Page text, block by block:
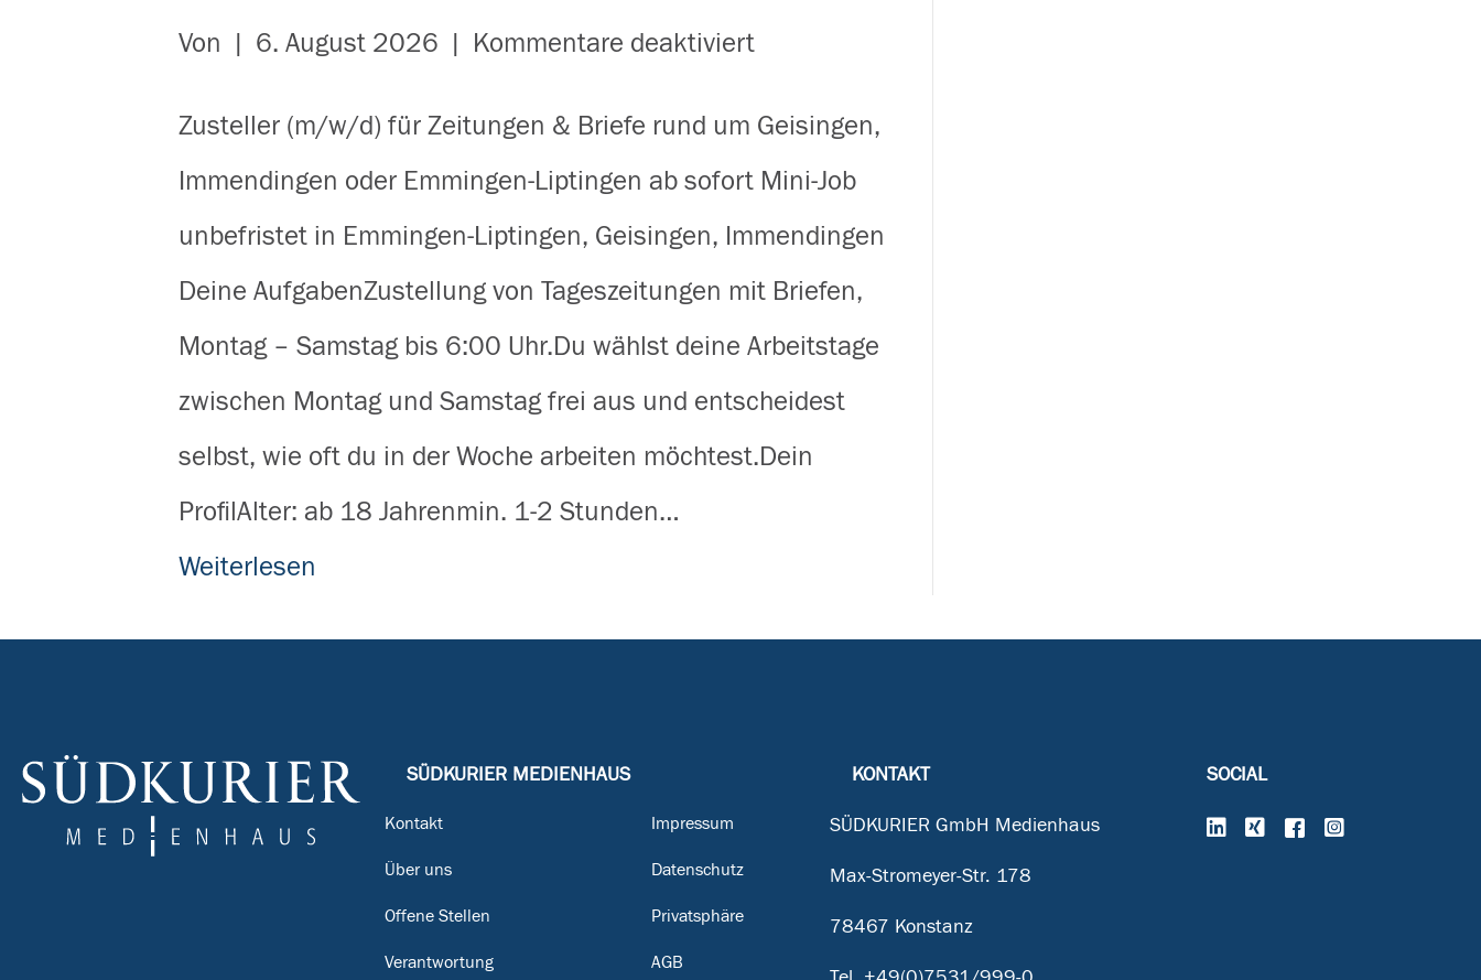
Von | 6. August 2026 | Kommentare deaktiviertfür
oder
Liptingen
Zusteller (m/w/d) für Zeitungen & Briefe rund um Geisingen,
Immendingen oder Emmingen-Liptingen ab sofort Mini-Job
unbefristet in Emmingen-Liptingen, Geisingen, Immendingen
Deine AufgabenZustellung von Tageszeitungen mit Briefen,
Montag – Samstag bis 6:00 Uhr.Du wählst deine Arbeitstage
zwischen Montag und Samstag frei aus und entscheidest
selbst, wie oft du in der Woche arbeiten möchtest.Dein
ProfilAlter: ab 18 Jahrenmin. 1-2 Stunden…
Weiterlesen
SÜDKURIER MEDIENHAUS
Kontakt
Über uns
Offene Stellen
Verantwortung
Impressum
Datenschutz
Privatsphäre
AGB
KONTAKT
SÜDKURIER GmbH Medienhaus
Max-Stromeyer-Str. 178
78467 Konstanz
SOCIAL